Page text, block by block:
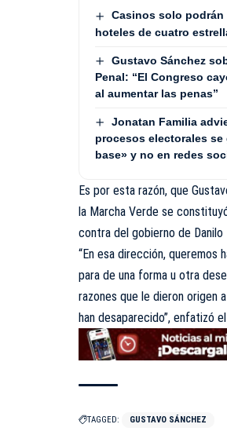
Casinos solo podrán
hoteles de cuatro
Gustavo Sánchez
Penal: “El Congreso
al aumentar las penas”
Jonatan Familia
procesos electorales se
base» y no en redes
Es por esta razón, que
la Marcha Verde se
contra del gobierno de Danilo
“En esa dirección, queremos
para de una forma u otra
razones que le dieron origen
han desaparecido”, enfatizó
TAGGED: GUSTAVO SÁNCHEZ